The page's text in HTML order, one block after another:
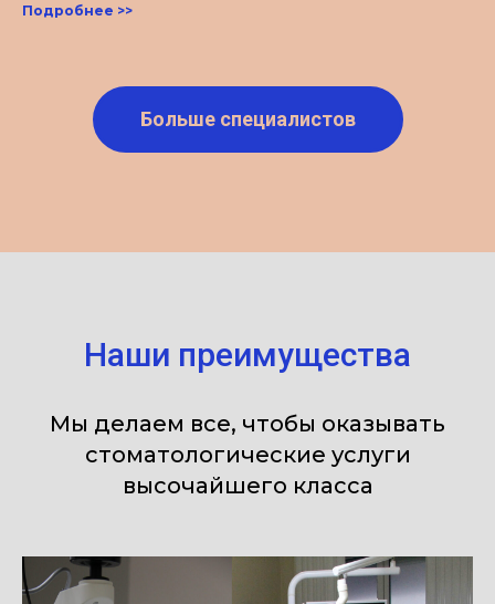
Подробнее >>
Больше специалистов
Наши преимущества
Мы делаем все, чтобы оказывать
стоматологические услуги
высочайшего класса